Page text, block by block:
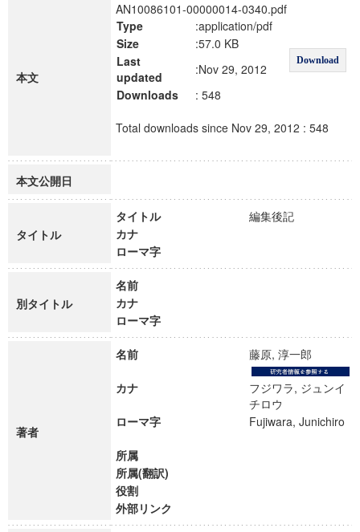
本文
AN10086101-00000014-0340.pdf
Type
:application/pdf
Download
Size
:57.0 KB
Last
updated
:Nov 29, 2012
Downloads
: 548
Total downloads since Nov 29, 2012 : 548
本文公開日
タイトル
タイトル
編集後記
カナ
ローマ字
別タイトル
名前
カナ
ローマ字
著者
名前 藤原, 淳一郎
カナ
フジワラ, ジュンイ
チロウ
ローマ字
Fujiwara, Junichiro
所属
所属(翻訳)
役割
外部リンク